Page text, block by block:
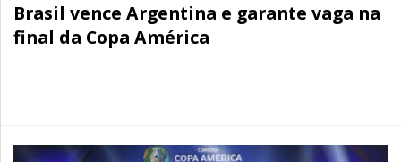
Brasil vence Argentina e garante vaga na
final da Copa América